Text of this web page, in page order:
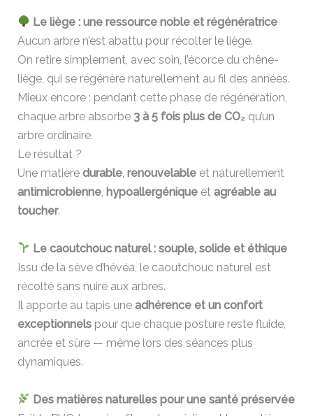
Le liège : une ressource noble et régénératrice
Aucun arbre n’est abattu pour récolter le liège.
On retire simplement, avec soin, l’écorce du chêne-
liège, qui se régénère naturellement au fil des années.
Mieux encore : pendant cette phase de régénération,
chaque arbre absorbe 3 à 5 fois plus de CO₂ qu’un
arbre ordinaire.
Le résultat ?
Une matière durable, renouvelableet naturellement
antimicrobienne, hypoallergéniqueet agréable au
toucher.
Le caoutchouc naturel : souple, solide et éthique
Issu de la sève d’hévéa, le caoutchouc naturel est
récolté sans nuire aux arbres.
Il apporte au tapis une adhérence et un confort
exceptionnelspour que chaque posture reste fluide,
ancrée et sûre — même lors des séances plus
dynamiques.
Des matières naturelles pour une santé préservée